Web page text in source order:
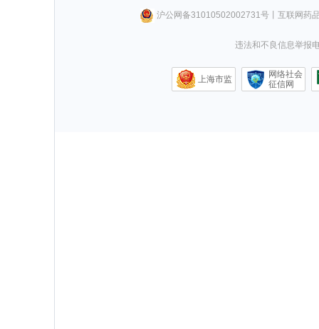
沪公网备31010502002731号丨 互联网药
违法和不良信息举报
上海市监
网络社会
征信网